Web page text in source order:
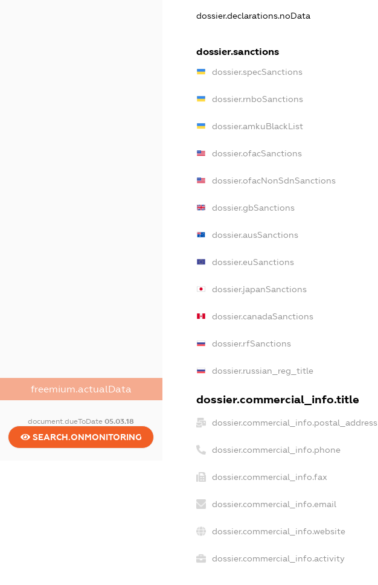
freemium.actualData
document.dueToDate05.03.18
SEARCH.ONMONITORING
dossier.declarations.noData
dossier.sanctions
dossier.specSanctions
dossier.rnboSanctions
dossier.amkuBlackList
dossier.ofacSanctions
dossier.ofacNonSdnSanctions
dossier.gbSanctions
dossier.ausSanctions
dossier.euSanctions
dossier.japanSanctions
dossier.canadaSanctions
dossier.rfSanctions
dossier.russian_reg_title
dossier.commercial_info.title
dossier.commercial_info.postal_address
dossier.commercial_info.phone
dossier.commercial_info.fax
dossier.commercial_info.email
dossier.commercial_info.website
dossier.commercial_info.activity